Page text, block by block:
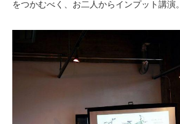
をつかむべく、お二人からインプット講演。